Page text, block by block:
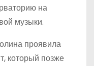
на
музыки.
проявила
который позже